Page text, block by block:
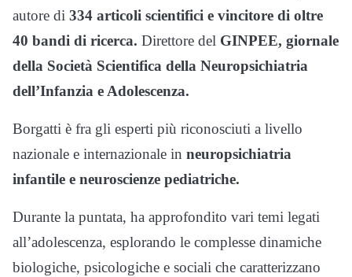
autore di 334 articoli scientifici e vincitore di oltre
40 bandi di ricerca. Direttore del GINPEE, giornale
della Società Scientifica della Neuropsichiatria
dell’Infanzia e Adolescenza.
Borgatti è fra gli esperti più riconosciuti a livello
nazionale e internazionale in neuropsichiatria
infantile e neuroscienze pediatriche.
Durante la puntata, ha approfondito vari temi legati
all’adolescenza, esplorando le complesse dinamiche
biologiche, psicologiche e sociali che caratterizzano